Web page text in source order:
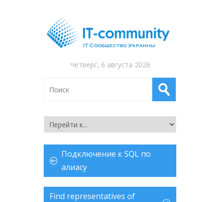
Четверг, 6 августа 2026
Подключение к SQL по
алиасу
Find representatives of